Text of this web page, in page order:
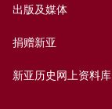
出版及媒体
捐赠新亚
新亚历史网上资料库